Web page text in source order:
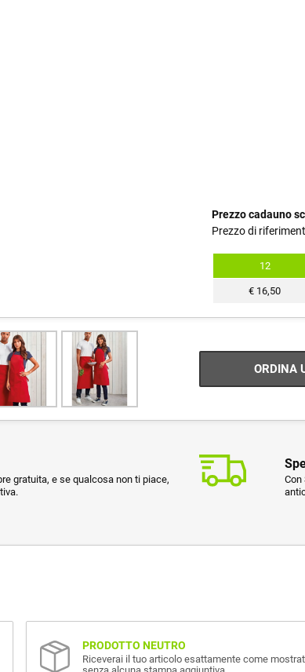
Prezzo cadauno
Prezzo di
12
€ 16,50
ORDINA
gratuita, e se qualcosa non ti piace,
Con
PRODOTTO NEUTRO
Riceverai il tuo articolo esattamente come